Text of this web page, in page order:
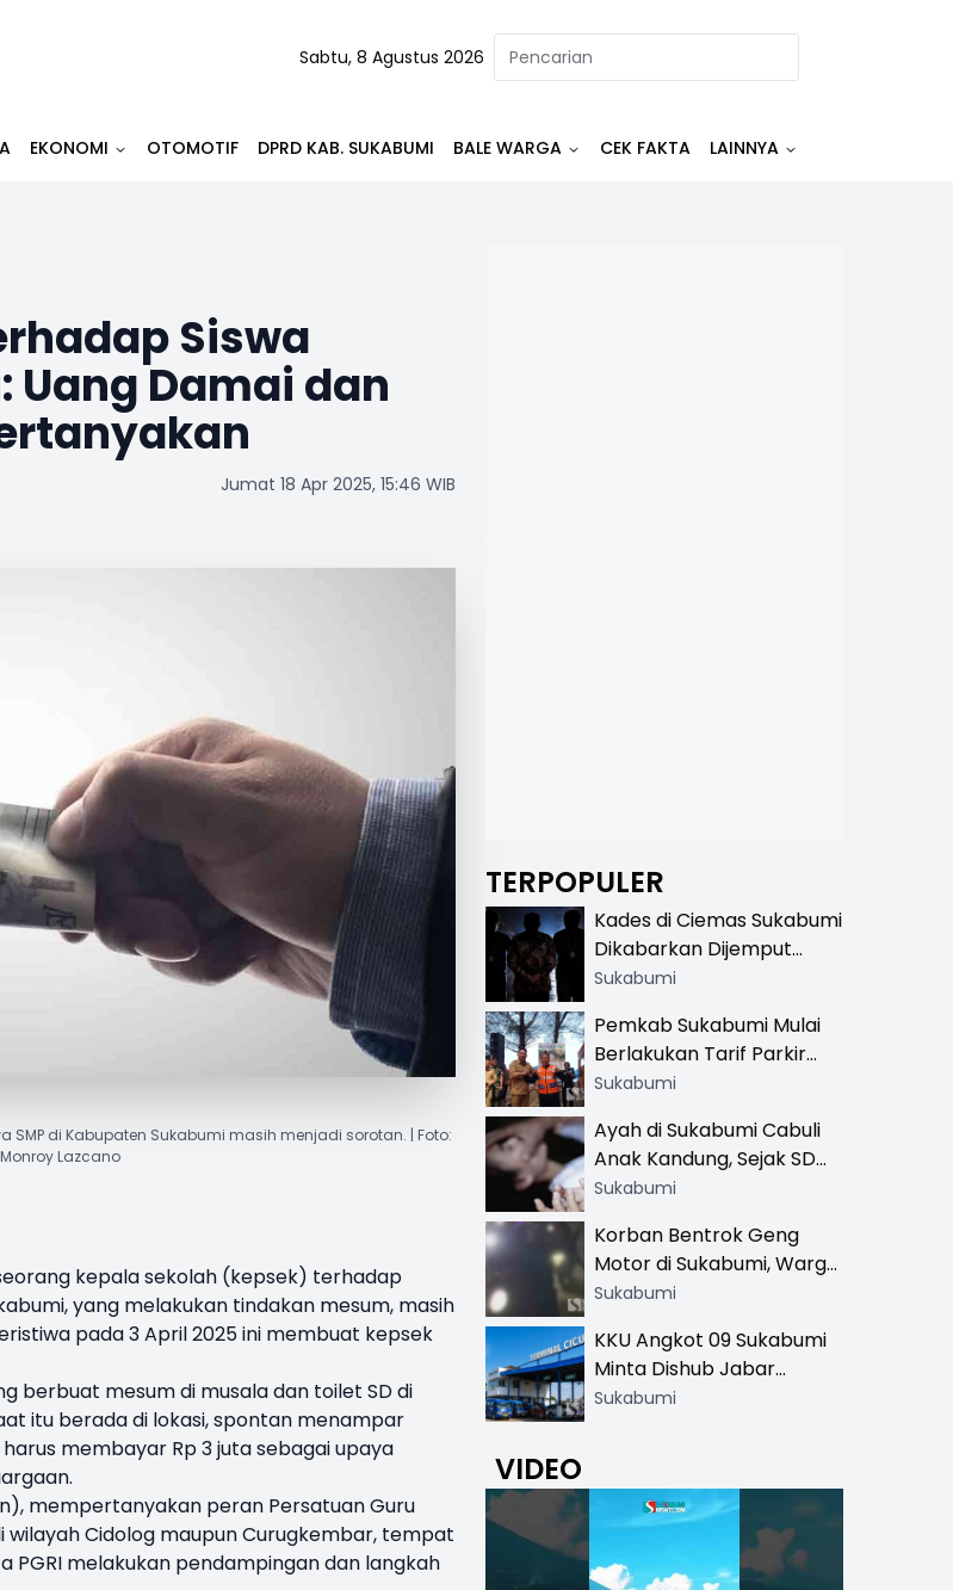
Sabtu, 8 Agustus 2026
EKONOMI OTOMOTIF DPRD KAB. SUKABUMI BALE WARGA CEK FAKTA LAINNYA
Siswa
Uang Damai dan
Jumat 18 Apr 2025, 15:46 WIB
di Kabupaten Sukabumi masih menjadi sorotan. | Foto:
Lazcano
kepala sekolah (kepsek) terhadap
yang melakukan tindakan mesum, masih
pada 3 April 2025 ini membuat kepsek
berbuat mesum di musala dan toilet SD di
itu berada di lokasi, spontan menampar
membayar Rp 3 juta sebagai upaya
mempertanyakan peran Persatuan Guru
wilayah Cidolog maupun Curugkembar, tempat
PGRI melakukan pendampingan dan langkah
TERPOPULER
Kades di Ciemas Sukabumi
Dikabarkan Dijemput
Satnarkoba, Polisi
Sukabumi
Pemkab Sukabumi Mulai
Berlakukan Tarif Parkir
Resmi di 13 Lokasi Wisata,
Khusus
Sukabumi
Ayah di Sukabumi Cabuli
Anak Kandung, Sejak SD
Hingga SMA
Sukabumi
Korban Bentrok Geng
Motor di Sukabumi, Warga
dan Sopir Tangki
Sukabumi
KKU Angkot 09 Sukabumi
Minta Dishub Jabar
Tertibkan Trayek Ciawi-
Sukabumi
VIDEO